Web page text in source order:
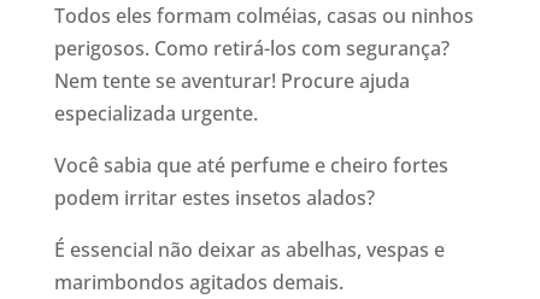
Todos eles formam colméias, casas ou ninhos
perigosos. Como retirá-los com segurança?
Nem tente se aventurar! Procure ajuda
especializada urgente.
Você sabia que até perfume e cheiro fortes
podem irritar estes insetos alados?
É essencial não deixar as abelhas, vespas e
marimbondos agitados demais.